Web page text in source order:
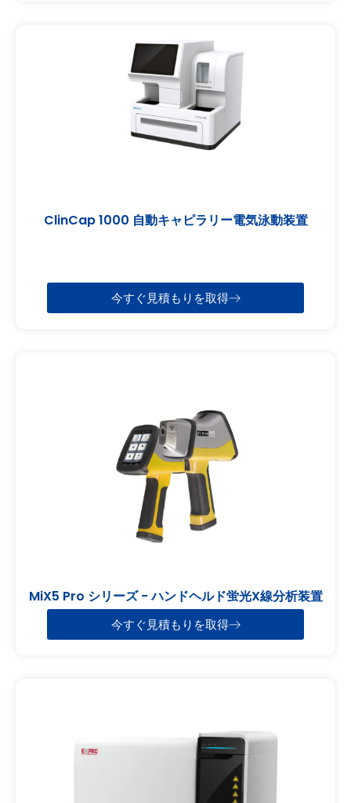
ClinCap 1000 自動キャピラリー電気泳動装置
今すぐ見積もりを取得
MiX5 Pro シリーズ - ハンドヘルド蛍光X線分析装置
今すぐ見積もりを取得